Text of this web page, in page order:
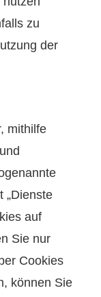
zu
der
mithilfe
„Dienste
auf
Sie nur
Cookies
können Sie